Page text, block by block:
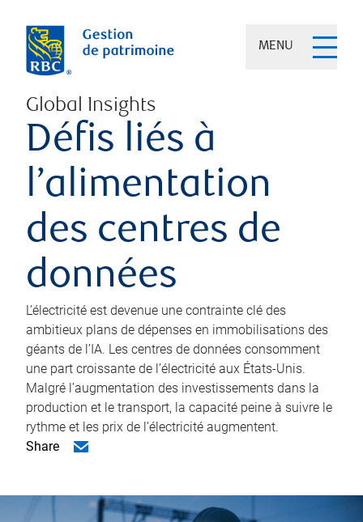
MENU
Global Insights
Défis liés à
l’alimentation
des centres de
données
L’électricité est devenue une contrainte clé des
ambitieux plans de dépenses en immobilisations des
géants de l’IA. Les centres de données consomment
une part croissante de l’électricité aux États-Unis.
Malgré l’augmentation des investissements dans la
production et le transport, la capacité peine à suivre le
rythme et les prix de l’électricité augmentent.
Share